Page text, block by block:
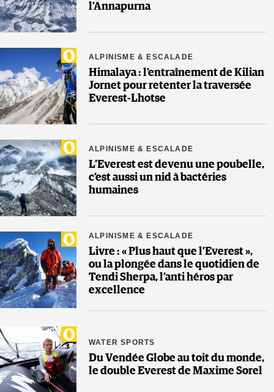
l’Annapurna
ALPINISME & ESCALADE
Himalaya : l’entraînement de Kilian
Jornet pour retenter la traversée
Everest-Lhotse
ALPINISME & ESCALADE
L’Everest est devenu une poubelle,
c’est aussi un nid à bactéries
humaines
ALPINISME & ESCALADE
Livre : « Plus haut que l’Everest »,
ou la plongée dans le quotidien de
Tendi Sherpa, l’anti héros par
excellence
WATER SPORTS
Du Vendée Globe au toit du monde,
le double Everest de Maxime Sorel